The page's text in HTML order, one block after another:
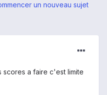
un nouveau sujet
scores a faire c'est limite